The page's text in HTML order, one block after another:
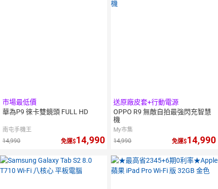
市場最低價
華為P9 徠卡雙鏡頭 FULL HD
南屯手機王
14,990
免運 14,990
送原廠皮套+行動電源
OPPO R9 無敵自拍最強閃充智慧
機
My市集
14,990
免運 14,990